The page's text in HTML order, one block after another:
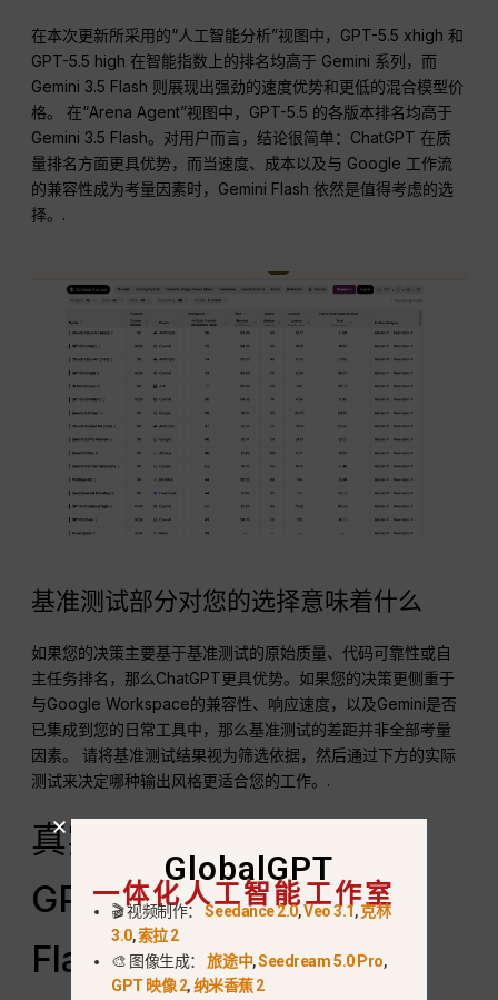
在本次更新所采用的“人工智能分析”视图中，GPT-5.5 xhigh 和
GPT-5.5 high 在智能指数上的排名均高于 Gemini 系列，而
Gemini 3.5 Flash 则展现出强劲的速度优势和更低的混合模型价
格。 在“Arena Agent”视图中，GPT-5.5 的各版本排名均高于
Gemini 3.5 Flash。对用户而言，结论很简单：ChatGPT 在质
量排名方面更具优势，而当速度、成本以及与 Google 工作流
的兼容性成为考量因素时，Gemini Flash 依然是值得考虑的选
择。.
基准测试部分对您的选择意味着什么
如果您的决策主要基于基准测试的原始质量、代码可靠性或自
主任务排名，那么ChatGPT更具优势。如果您的决策更侧重于
与Google Workspace的兼容性、响应速度，以及Gemini是否
已集成到您的日常工具中，那么基准测试的差距并非全部考量
因素。 请将基准测试结果视为筛选依据，然后通过下方的实际
测试来决定哪种输出风格更适合您的工作。.
真实的GlobalGPT测试：
GPT-5.5 与 Gemini 3.5
Flash 对比
GlobalGPT
一体化人工智能工作室
🎬 视频制作：Seedance 2.0,Veo 3.1,克林
3.0,索拉 2
🎨 图像生成：旅途中,Seedream 5.0 Pro,
GPT 映像 2,纳米香蕉 2